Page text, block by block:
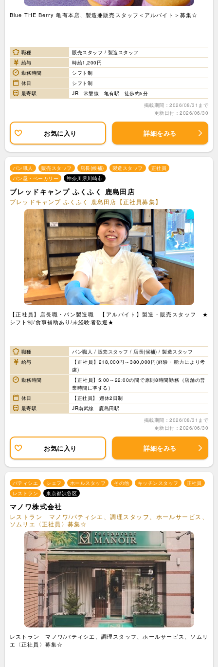
Blue THE Berry 亀有本店、製造兼販売スタッフ＜アルバイト＞募集☆
職種
販売スタッフ / 製造スタッフ
給与
時給1,200円
勤務時間
シフト制
休日
シフト制
最寄駅
JR 常磐線 亀有駅 徒歩約5分
掲載期間：2026/08/31まで
更新日付：2026/06/30
お気に入り 詳細をみる
パン職人 販売スタッフ 店長(候補) 製造スタッフ
正社員
パン屋・ベーカリー
神奈川県川崎市
ブレッドキャンプ ふくふく 鹿島田店
ブレッドキャンプ ふくふく 鹿島田店【正社員募集】
【正社員】店長職・パン製造職 【アルバイト】製造・販売スタッフ ★
シフト制/食事補助あり/未経験者歓迎★
職種
パン職人 / 販売スタッフ / 店長(候補) / 製造スタッフ
給与
【正社員】218,000円～380,000円(経験・能力により考
慮)
勤務時間
【正社員】5:00～22:00の間で原則8時間勤務（店舗の営
業時間に準ずる）
休日
【正社員】 週休2日制
最寄駅
JR南武線 鹿島田駅
掲載期間：2026/08/31まで
更新日付：2026/06/30
お気に入り 詳細をみる
パティシエ シェフ ホールスタッフ その他 キッチンスタッフ
正社員
レストラン
東京都渋谷区
マノワ株式会社
レストラン マノワ/パティシエ、調理スタッフ、ホールサービス、
ソムリエ〈正社員〉募集☆
レストラン マノワ/パティシエ、調理スタッフ、ホールサービス、ソムリ
エ〈正社員〉募集☆